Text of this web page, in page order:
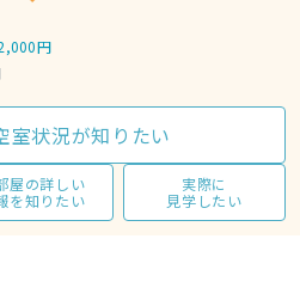
円
室状況が知りたい
屋の詳しい
を知りたい
実際に
見学したい